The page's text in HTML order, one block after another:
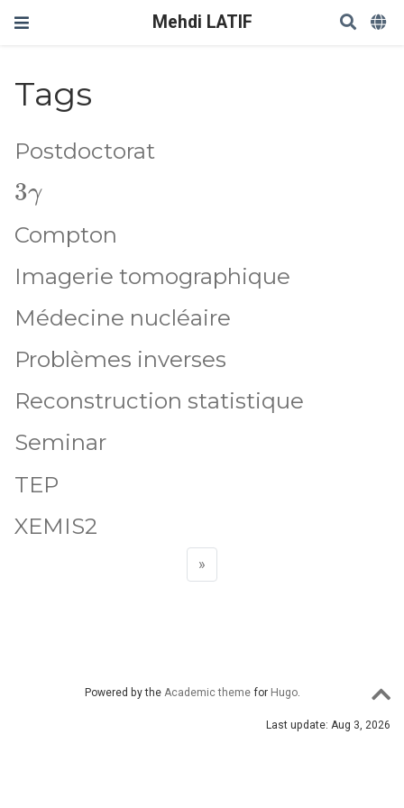
Mehdi LATIF
Tags
Postdoctorat
3
γ
Compton
Imagerie tomographique
Médecine nucléaire
Problèmes inverses
Reconstruction statistique
Seminar
TEP
XEMIS2
»
Powered by the Academic theme for Hugo.
Last update: Aug 3, 2026